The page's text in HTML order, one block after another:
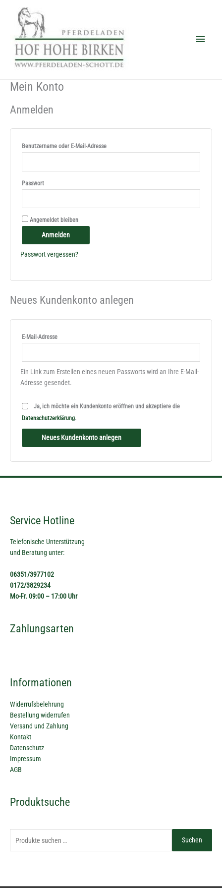
springen
Mein Konto
Anmelden
Benutzername oder E-Mail-Adresse
Passwort
Erforderlich
Angemeldet bleiben
Anmelden
Passwort vergessen?
Neues Kundenkonto anlegen
E-Mail-Adresse
Erforderlich
Ein Link zum Erstellen eines neuen Passworts wird an Ihre E-Mail-
Adresse gesendet.
Ja, ich möchte ein Kundenkonto eröffnen und akzeptiere die
Datenschutzerklärung.
Erforderlich
Neues Kundenkonto anlegen
Service Hotline
Telefonische Unterstützung
und Beratung unter:
06351/3977102
0172/3829234
Mo-Fr. 09:00 – 17:00 Uhr
Zahlungsarten
Informationen
Widerrufsbelehrung
Bestellung widerrufen
Versand und Zahlung
Kontakt
Datenschutz
Impressum
AGB
Produktsuche
Suchen
Suchen